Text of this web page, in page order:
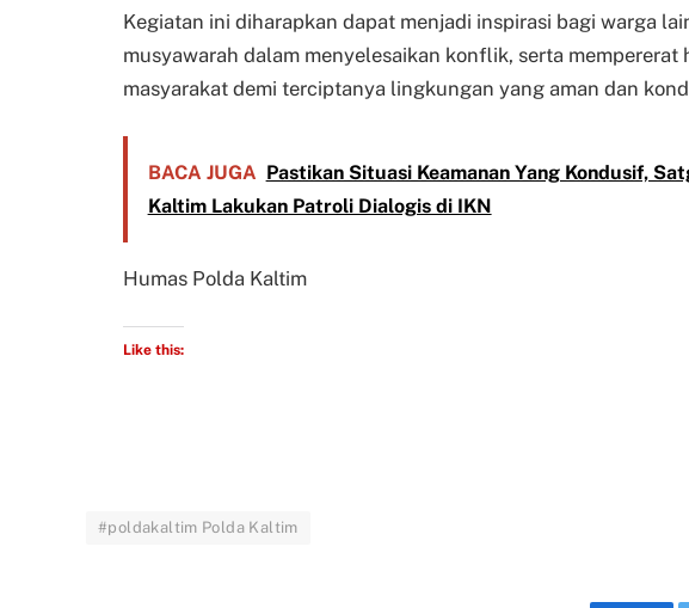
Kegiatan ini diharapkan dapat menjadi inspirasi bagi warga
musyawarah dalam menyelesaikan konflik, serta
masyarakat demi terciptanya lingkungan yang aman dan
BACA JUGA Pastikan Situasi Keamanan Yang Kondusif,
Kaltim Lakukan Patroli Dialogis di IKN
Humas Polda Kaltim
Like this:
#poldakaltim Polda Kaltim